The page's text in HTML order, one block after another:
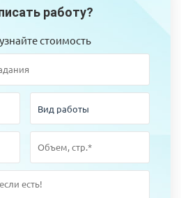
работу?
стоимость